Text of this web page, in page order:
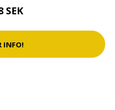
SEK
INFO!